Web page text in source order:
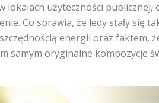
lokalach użyteczności publicznej,
Co sprawia, że ledy stały się
energii oraz faktem,
samym oryginalne kompozycje